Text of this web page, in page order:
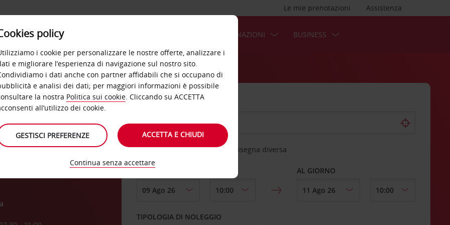
Assistenza
Le mie prenotazioni
OFFERTE DESTINAZIONI BUSINESS
Scegli una località di riconsegna diversa
DAL GIORNO AL GIORNO
TIPOLOGIA DI NOLEGGIO
policy
i cookie per personalizzare le nostre offerte, analizzare i
e migliorare l’esperienza di navigazione sul nostro sito.
i dati anche con partner affidabili che si occupano di
e analisi dei dati; per maggiori informazioni è possibile
la nostra Politica sui cookie. Cliccando su ACCETTA
all’utilizzo dei cookie.
GESTISCI PREFERENZE ACCETTA E CHIUDI
Continua senza accettare